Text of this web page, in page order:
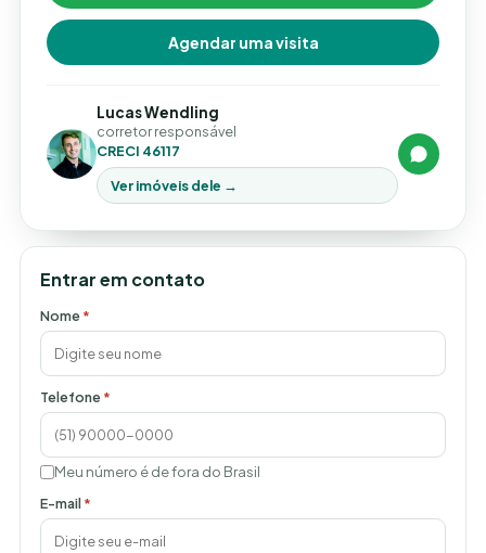
Agendar uma visita
Lucas Wendling
corretor responsável
CRECI 46117
Ver imóveis dele →
Entrar em contato
Nome*
Telefone*
Meu número é de fora do Brasil
E-mail*